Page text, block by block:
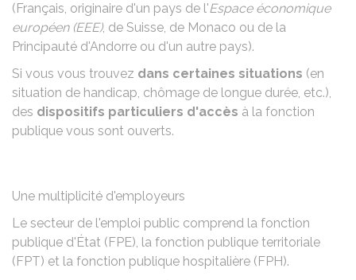
(Français, originaire d'un pays de l'Espace économique
européen (EEE), de Suisse, de Monaco ou de la
Principauté d'Andorre ou d'un autre pays).
Si vous vous trouvez dans certaines situations (en
situation de handicap, chômage de longue durée, etc.),
des dispositifs particuliers d'accès à la fonction
publique vous sont ouverts.
Une multiplicité d'employeurs
Le secteur de l'emploi public comprend la fonction
publique d'État (FPE), la fonction publique territoriale
(FPT) et la fonction publique hospitalière (FPH).